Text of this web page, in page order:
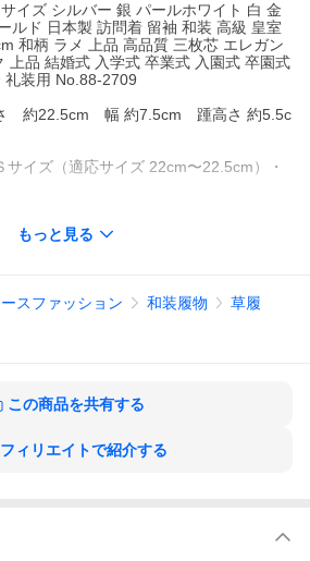
イズ シルバー 銀 パールホワイト 白 金
ルド 日本製 訪問着 留袖 和装 高級 皇室
和柄 ラメ 上品 高品質 三枚芯 エレガン
上品 結婚式 入学式 卒業式 入園式 卒園式
礼装用 No.88-2709
約22.5cm 幅 約7.5cm 踵高さ 約5.5c
イズ（適応サイズ 22cm〜22.5cm）・
本体：シャンパンゴールド
式 卒園式 入園式 七五三 お宮参り パー
ル100％（金銀糸使用）
さわしい高級感溢れる上質な逸品。
って見えるオーロラのような輝き☆
もっと見る
スファッション 和装履物 草履
この商品を共有する
ィリエイトで紹介する